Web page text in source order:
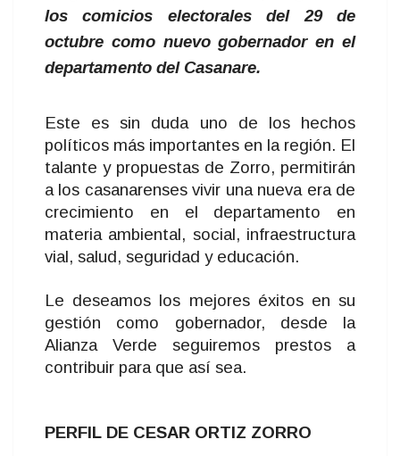
los comicios electorales del 29 de
octubre como nuevo gobernador en el
departamento del Casanare.
Este es sin duda uno de los hechos
políticos más importantes en la región. El
talante y propuestas de Zorro, permitirán
a los casanarenses vivir una nueva era de
crecimiento en el departamento en
materia ambiental, social, infraestructura
vial, salud, seguridad y educación.
Le deseamos los mejores éxitos en su
gestión como gobernador, desde la
Alianza Verde seguiremos prestos a
contribuir para que así sea.
PERFIL DE CESAR ORTIZ ZORRO